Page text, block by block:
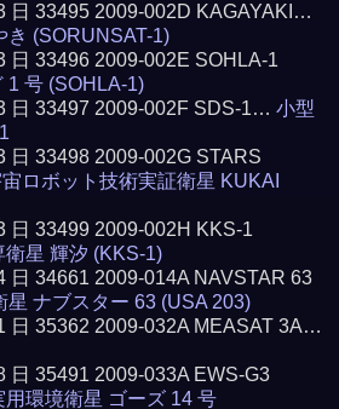
日 33495 2009-002D KAGAYAKI…
き (SORUNSAT-1)
日 33496 2009-002E SOHLA-1
1 号 (SOHLA-1)
日 33497 2009-002F SDS-1…小型
日 33498 2009-002G STARS
ロボット技術実証衛星 KUKAI
日 33499 2009-002H KKS-1
衛星 輝汐 (KKS-1)
日 34661 2009-014A NAVSTAR 63
星 ナブスター 63 (USA 203)
日 35362 2009-032A MEASAT 3A…
日 35491 2009-033A EWS-G3
用環境衛星 ゴーズ 14 号